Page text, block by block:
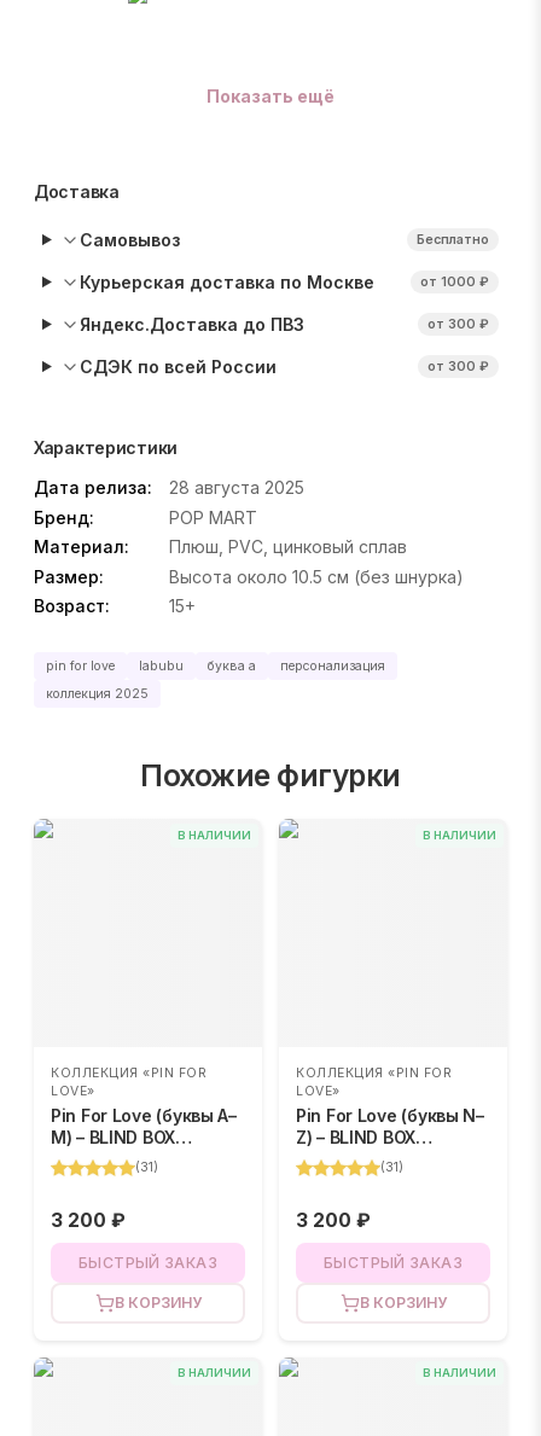
Показать ещё
Доставка
Самовывоз Бесплатно
Курьерская доставка по Москве от 1000 ₽
Яндекс.Доставка до ПВЗ от 300 ₽
СДЭК по всей России от 300 ₽
Характеристики
Дата релиза:
28 августа 2025
Бренд:
POP MART
Материал:
Плюш, PVC, цинковый сплав
Размер:
Высота около 10.5 см (без шнурка)
Возраст:
15+
pin for love labubu буква a
персонализация
коллекция 2025
Похожие фигурки
В НАЛИЧИИ
КОЛЛЕКЦИЯ «PIN FOR
LOVE»
Pin For Love (буквы A–
M) – BLIND BOX
(случайный цвет)
(31)
3 200 ₽
БЫСТРЫЙ ЗАКАЗ
В КОРЗИНУ
В НАЛИЧИИ
КОЛЛЕКЦИЯ «PIN FOR
LOVE»
Pin For Love (буквы N–
Z) – BLIND BOX
(случайный цвет)
(31)
3 200 ₽
БЫСТРЫЙ ЗАКАЗ
В КОРЗИНУ
В НАЛИЧИИ В НАЛИЧИИ